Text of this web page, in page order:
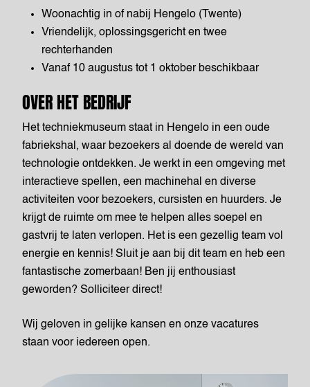
Woonachtig in of nabij Hengelo (Twente)
Vriendelijk, oplossingsgericht en twee
rechterhanden
Vanaf 10 augustus tot 1 oktober beschikbaar
OVER HET BEDRIJF
Het techniekmuseum staat in Hengelo in een oude
fabriekshal, waar bezoekers al doende de wereld van
technologie ontdekken. Je werkt in een omgeving met
interactieve spellen, een machinehal en diverse
activiteiten voor bezoekers, cursisten en huurders. Je
krijgt de ruimte om mee te helpen alles soepel en
gastvrij te laten verlopen. Het is een gezellig team vol
energie en kennis! Sluit je aan bij dit team en heb een
fantastische zomerbaan! Ben jij enthousiast
geworden? Solliciteer direct!
Wij geloven in gelijke kansen en onze vacatures
staan voor iedereen open.